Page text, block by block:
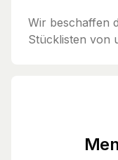
Wir beschaffen
Stücklisten von